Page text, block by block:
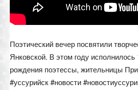
Поэтический вечер посвятили
Янковской. В этом году исполнилось
рождения поэтессы, жительницы
#уссурийск #новости